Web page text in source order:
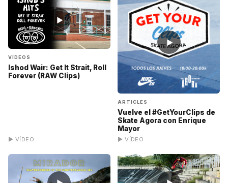
▶
VÍDEOS
Ishod Wair: Get It Strait, Roll
Forever (RAW Clips)
▶ VÍDEO
▶
ARTICLES
Vuelve el #GetYourClips de
Skate Agora con Enrique
Mayor
▶ VÍDEO